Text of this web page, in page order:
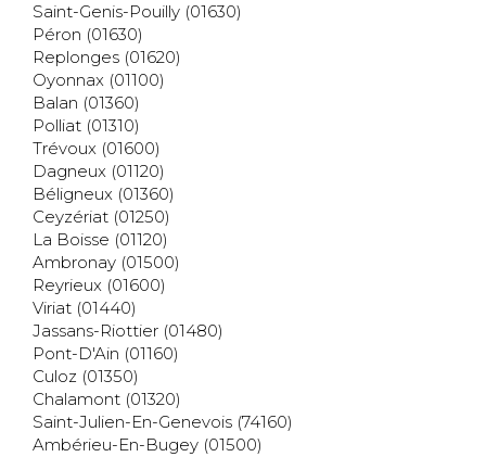
Saint-Genis-Pouilly (01630)
Péron (01630)
Replonges (01620)
Oyonnax (01100)
Balan (01360)
Polliat (01310)
Trévoux (01600)
Dagneux (01120)
Béligneux (01360)
Ceyzériat (01250)
La Boisse (01120)
Ambronay (01500)
Reyrieux (01600)
Viriat (01440)
Jassans-Riottier (01480)
Pont-D'Ain (01160)
Culoz (01350)
Chalamont (01320)
Saint-Julien-En-Genevois (74160)
Ambérieu-En-Bugey (01500)